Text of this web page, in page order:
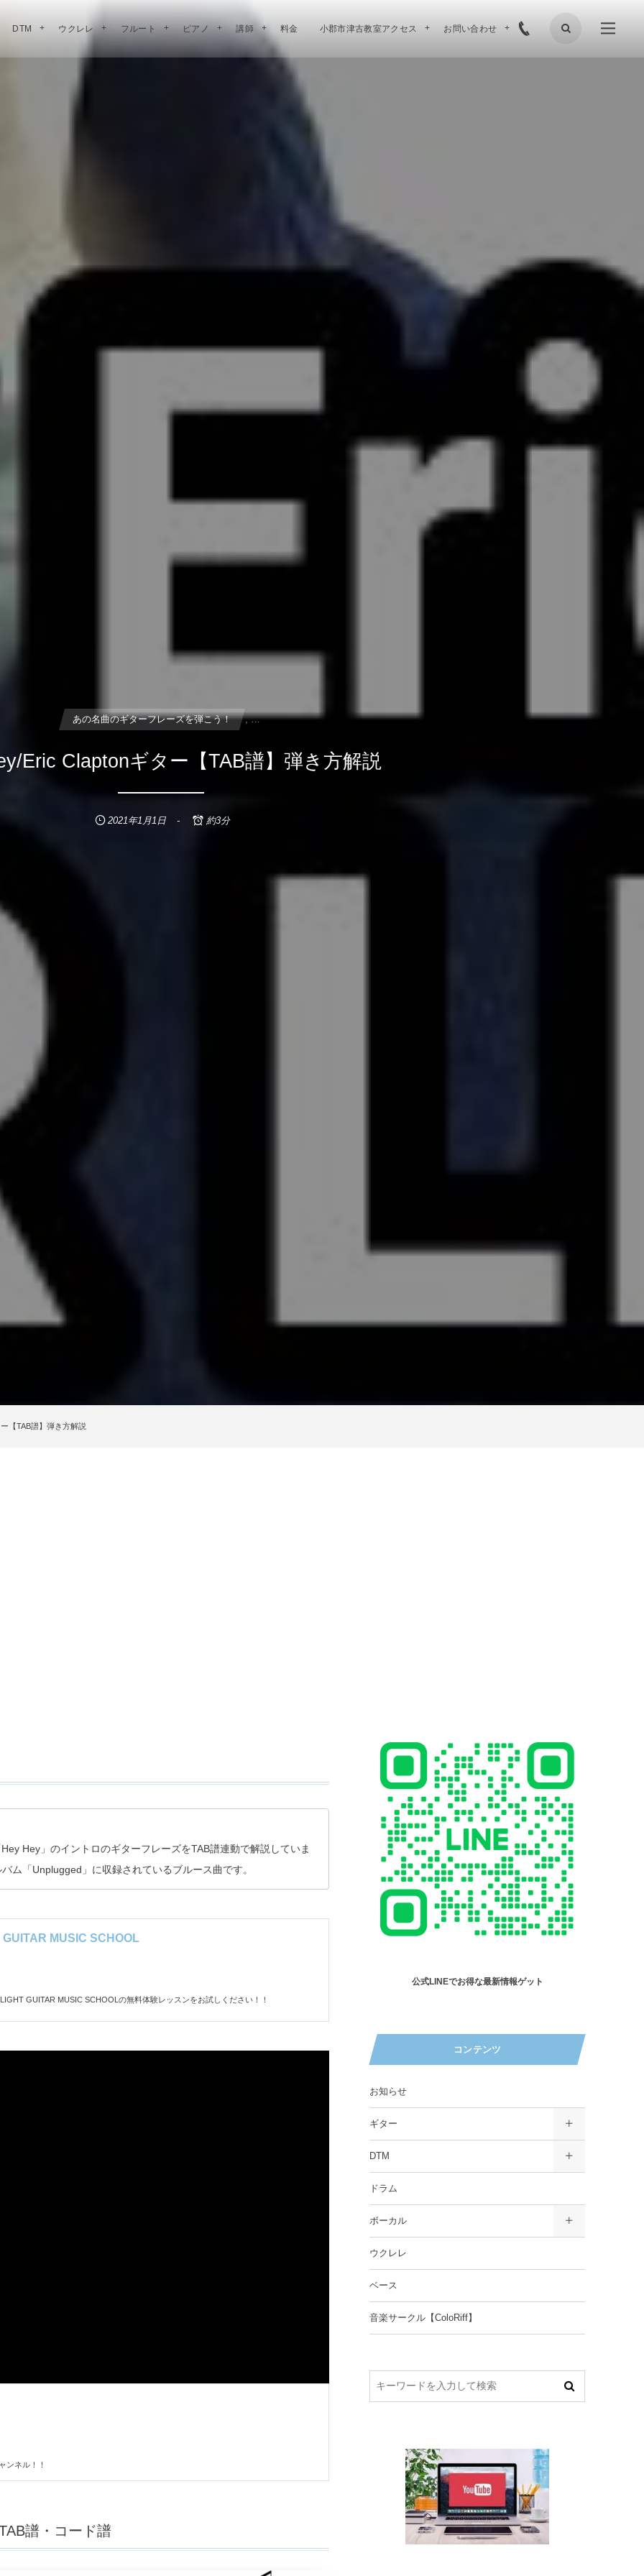
DTM ウクレレ フルート ピアノ 講師 料金 小郡市津古教室アクセス お問い合わせ
あの名曲のギターフレーズを弾こう！ , …
Eric Claptonギター【TAB譜】弾き方解説
2021年1月1日 約3分
【TAB譜】弾き方解説
Hey」のイントロのギターフレーズをTAB譜連動で解説していま
ム「Unplugged」に収録されているブルース曲です。
MUSIC SCHOOL
GUITAR MUSIC SCHOOLの無料体験レッスンをお試しください！！
ンネル！！
譜・コード譜
公式LINEでお得な最新情報ゲット
コンテンツ
お知らせ
ギター
DTM
ドラム
ボーカル
ウクレレ
ベース
音楽サークル【ColoRiff】